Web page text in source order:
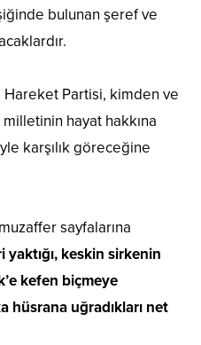
bulunan şeref ve
Hareket Partisi, kimden ve
hayat hakkına
karşılık göreceğine
sayfalarına
keskin sirkenin
kefen biçmeye
hüsrana uğradıkları net